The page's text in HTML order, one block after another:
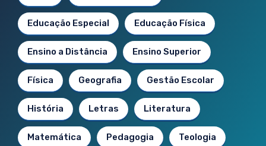
Educação Especial Educação Física
Ensino a Distância Ensino Superior
Física Geografia Gestão Escolar
História Letras Literatura
Matemática Pedagogia Teologia